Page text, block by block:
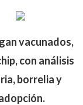
vacunados,
con análisis
borrelia y